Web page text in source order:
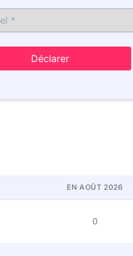
Déclarer
EN AOÛT 2026
0